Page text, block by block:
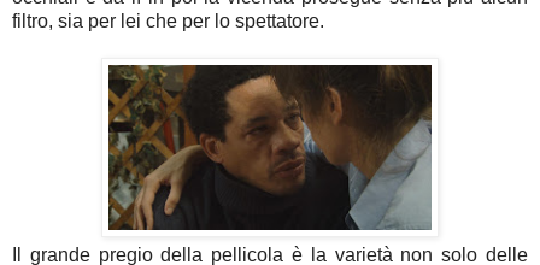
filtro, sia per lei che per lo spettatore.
Il grande pregio della pellicola è la varietà non solo delle